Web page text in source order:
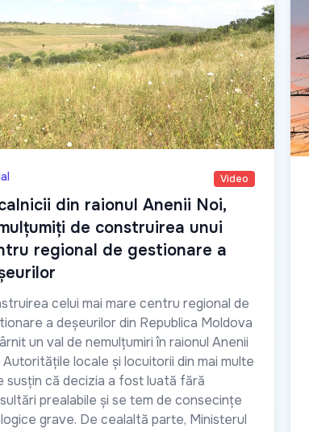
Video
din raionul Anenii Noi,
de construirea unui
regional de gestionare a
celui mai mare centru regional de
a deșeurilor din Republica Moldova
un val de nemulțumiri în raionul Anenii
Autoritățile locale și locuitorii din mai multe
susțin că decizia a fost luată fără
prealabile și se tem de consecințe
grave. De cealaltă parte, Ministerul